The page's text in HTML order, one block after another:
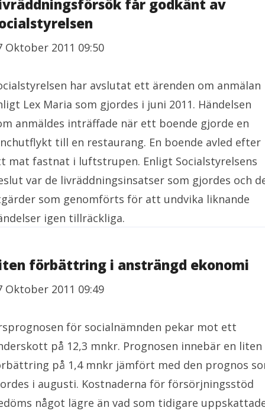
får godkänt av
Oktober 2011 09:50
har avslutat ett ärenden om anmälan
Lex Maria som gjordes i juni 2011. Händelsen
anmäldes inträffade när ett boende gjorde en
till en restaurang. En boende avled efter
mat fastnat i luftstrupen. Enligt Socialstyrelsens
var de livräddningsinsatser som gjordes och
som genomförts för att undvika liknande
igen tillräckliga.
förbättring i ansträngd ekonomi
Oktober 2011 09:49
för socialnämnden pekar mot ett
på 12,3 mnkr. Prognosen innebär en liten
på 1,4 mnkr jämfört med den prognos
i augusti. Kostnaderna för försörjningsstöd
något lägre än vad som tidigare